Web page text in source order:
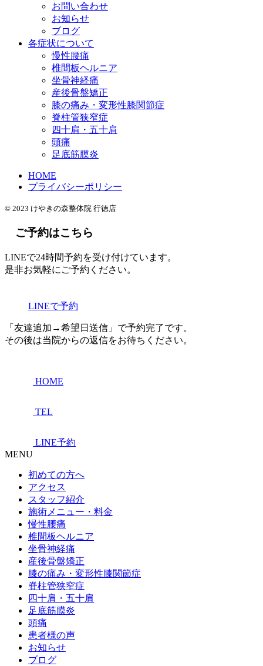
お問い合わせ
お知らせ
ブログ
各症状について
慢性腰痛
椎間板ヘルニア
坐骨神経痛
産後骨盤矯正
膝の痛み・変形性膝関節症
脊柱管狭窄症
四十肩・五十肩
頭痛
足底筋膜炎
HOME
プライバシーポリシー
© 2023 けやきの森整体院 行徳店
ご予約はこちら
LINEで24時間予約を受け付けています。
是非お気軽にご予約ください。
LINEで予約
「友達追加→希望日送信」で予約完了です。
その後は当院からの返信をお待ちください。
HOME
TEL
LINE予約
MENU
初めての方へ
アクセス
スタッフ紹介
施術メニュー・料金
慢性腰痛
椎間板ヘルニア
坐骨神経痛
産後骨盤矯正
膝の痛み・変形性膝関節症
脊柱管狭窄症
四十肩・五十肩
足底筋膜炎
頭痛
患者様の声
お知らせ
ブログ